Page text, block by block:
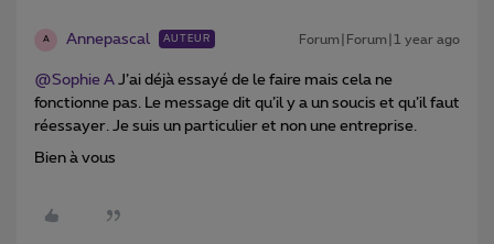
A Annepascal AUTEUR Forum|Forum|1 year ago
@Sophie A J’ai déjà essayé de le faire mais cela ne
fonctionne pas. Le message dit qu’il y a un soucis et qu’il faut
réessayer. Je suis un particulier et non une entreprise.
Bien à vous